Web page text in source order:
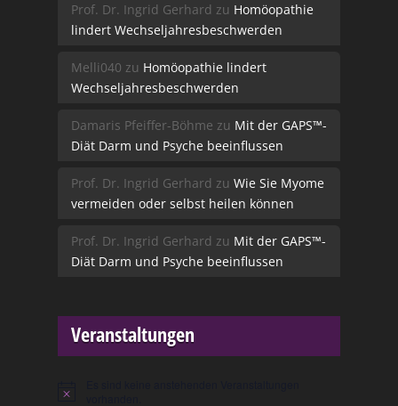
Prof. Dr. Ingrid Gerhard zu Homöopathie
lindert Wechseljahresbeschwerden
Melli040 zu Homöopathie lindert
Wechseljahresbeschwerden
Damaris Pfeiffer-Böhme zu Mit der GAPS™-
Diät Darm und Psyche beeinflussen
Prof. Dr. Ingrid Gerhard zu Wie Sie Myome
vermeiden oder selbst heilen können
Prof. Dr. Ingrid Gerhard zu Mit der GAPS™-
Diät Darm und Psyche beeinflussen
Veranstaltungen
Hinweis